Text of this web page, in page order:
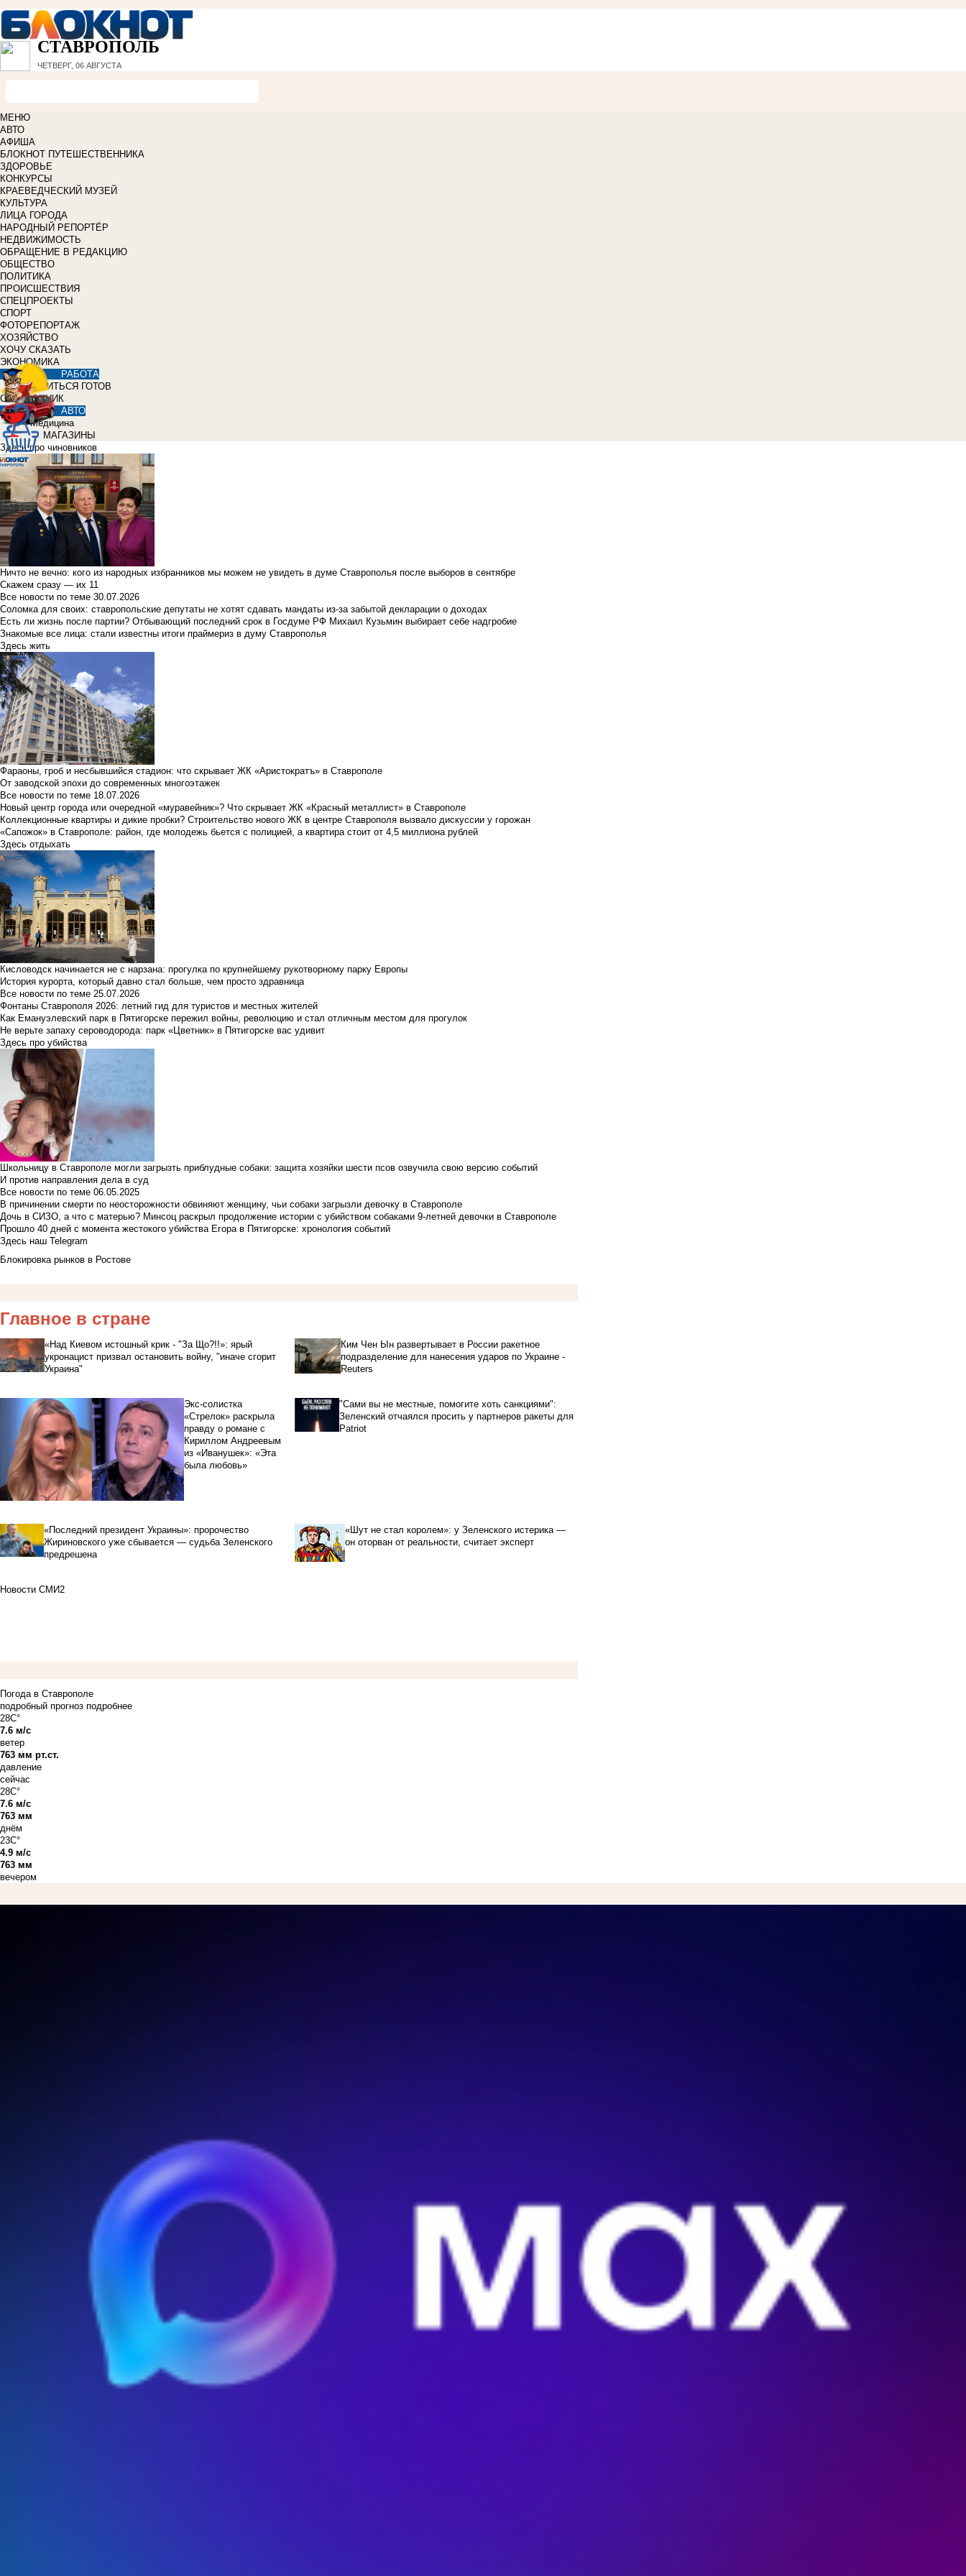
СТАВРОПОЛЬ
ЧЕТВЕРГ, 06 АВГУСТА
МЕНЮ
АВТО
АФИША
БЛОКНОТ ПУТЕШЕСТВЕННИКА
ЗДОРОВЬЕ
КОНКУРСЫ
КРАЕВЕДЧЕСКИЙ МУЗЕЙ
КУЛЬТУРА
ЛИЦА ГОРОДА
НАРОДНЫЙ РЕПОРТЁР
НЕДВИЖИМОСТЬ
ОБРАЩЕНИЕ В РЕДАКЦИЮ
ОБЩЕСТВО
ПОЛИТИКА
ПРОИСШЕСТВИЯ
СПЕЦПРОЕКТЫ
СПОРТ
ФОТОРЕПОРТАЖ
ХОЗЯЙСТВО
ХОЧУ СКАЗАТЬ
ЭКОНОМИКА
РАБОТА
УЧИТЬСЯ ГОТОВ
СПРАВОЧНИК
АВТО
Медицина
МАГАЗИНЫ
Здесь про чиновников
Ничто не вечно: кого из народных избранников мы можем не увидеть в думе Ставрополья после выборов в сентябре
Скажем сразу — их 11
Все новости по теме 30.07.2026
Соломка для своих: ставропольские депутаты не хотят сдавать мандаты из-за забытой декларации о доходах
Есть ли жизнь после партии? Отбывающий последний срок в Госдуме РФ Михаил Кузьмин выбирает себе надгробие
Знакомые все лица: стали известны итоги праймериз в думу Ставрополья
Здесь жить
Фараоны, гроб и несбывшийся стадион: что скрывает ЖК «Аристократъ» в Ставрополе
От заводской эпохи до современных многоэтажек
Все новости по теме 18.07.2026
Новый центр города или очередной «муравейник»? Что скрывает ЖК «Красный металлист» в Ставрополе
Коллекционные квартиры и дикие пробки? Строительство нового ЖК в центре Ставрополя вызвало дискуссии у горожан
«Сапожок» в Ставрополе: район, где молодежь бьется с полицией, а квартира стоит от 4,5 миллиона рублей
Здесь отдыхать
Кисловодск начинается не с нарзана: прогулка по крупнейшему рукотворному парку Европы
История курорта, который давно стал больше, чем просто здравница
Все новости по теме 25.07.2026
Фонтаны Ставрополя 2026: летний гид для туристов и местных жителей
Как Емануэлевский парк в Пятигорске пережил войны, революцию и стал отличным местом для прогулок
Не верьте запаху сероводорода: парк «Цветник» в Пятигорске вас удивит
Здесь про убийства
Школьницу в Ставрополе могли загрызть приблудные собаки: защита хозяйки шести псов озвучила свою версию событий
И против направления дела в суд
Все новости по теме 06.05.2025
В причинении смерти по неосторожности обвиняют женщину, чьи собаки загрызли девочку в Ставрополе
Дочь в СИЗО, а что с матерью? Минсоц раскрыл продолжение истории с убийством собаками 9-летней девочки в Ставрополе
Прошло 40 дней с момента жестокого убийства Егора в Пятигорске: хронология событий
Здесь наш Telegram
Блокировка рынков в Ростове
Главное в стране
«Над Киевом истошный крик - "За Що?!!»: ярый
укронацист призвал остановить войну, "иначе сгорит
Украина"
Ким Чен Ын развертывает в России ракетное
подразделение для нанесения ударов по Украине -
Reuters
Экс-солистка
«Стрелок» раскрыла
правду о романе с
Кириллом Андреевым
из «Иванушек»: «Эта
была любовь»
"Сами вы не местные, помогите хоть санкциями":
Зеленский отчаялся просить у партнеров ракеты для
Patriot
«Последний президент Украины»: пророчество
Жириновского уже сбывается — судьба Зеленского
предрешена
«Шут не стал королем»: у Зеленского истерика —
он оторван от реальности, считает эксперт
Новости СМИ2
Погода в Ставрополе
подробный прогноз подробнее
28C°
7.6 м/с
ветер
763 мм рт.ст.
давление
сейчас
28C°
7.6 м/с
763 мм
днём
23C°
4.9 м/с
763 мм
вечером